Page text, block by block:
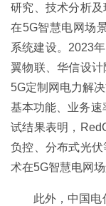
研究、技术分析
在5G智慧电网场
系统建设。2023
翼物联、华信设
5G定制网电力解
基本功能、业务速
试结果表明，
负控、分布式光
术在5G智慧电网场
此外，中国电